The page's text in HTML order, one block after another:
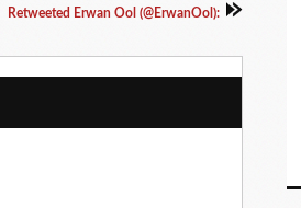
Retweeted Erwan Ool (@ErwanOol):